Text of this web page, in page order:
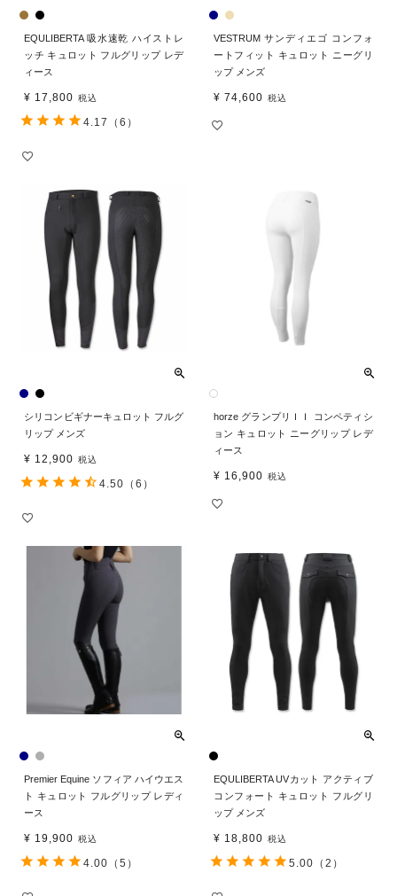
EQULIBERTA 吸水速乾 ハイストレ
ッチ キュロット フルグリップ レデ
ィース
¥ 17,800 税込
4.17 （6）
VESTRUM サンディエゴ コンフォ
ートフィット キュロット ニーグリ
ップ メンズ
¥ 74,600 税込
シリコンビギナーキュロット フルグ
リップ メンズ
¥ 12,900 税込
4.50 （6）
horze グランプリＩＩ コンペティシ
ョン キュロット ニーグリップ レデ
ィース
¥ 16,900 税込
Premier Equine ソフィア ハイウエス
ト キュロット フルグリップ レディ
ース
¥ 19,900 税込
4.00 （5）
EQULIBERTA UVカット アクティブ
コンフォート キュロット フルグリ
ップ メンズ
¥ 18,800 税込
5.00 （2）